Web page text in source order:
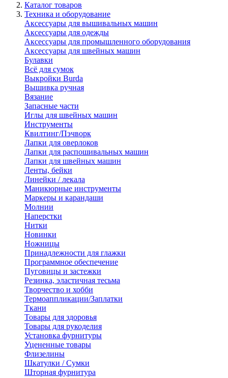
Каталог товаров
Техника и оборудование
Аксессуары для вышивальных машин
Аксессуары для одежды
Аксессуары для промышленного оборудования
Аксессуары для швейных машин
Булавки
Всё для сумок
Выкройки Burda
Вышивка ручная
Вязание
Запасные части
Иглы для швейных машин
Инструменты
Квилтинг/Пэчворк
Лапки для оверлоков
Лапки для распошивальных машин
Лапки для швейных машин
Ленты, бейки
Линейки / лекала
Маникюрные инструменты
Маркеры и карандаши
Молнии
Наперстки
Нитки
Новинки
Ножницы
Принадлежности для глажки
Программное обеспечение
Пуговицы и застежки
Резинка, эластичная тесьма
Творчество и хобби
Термоаппликации/Заплатки
Ткани
Товары для здоровья
Товары для рукоделия
Установка фурнитуры
Уцененные товары
Флизелины
Шкатулки / Сумки
Шторная фурнитура